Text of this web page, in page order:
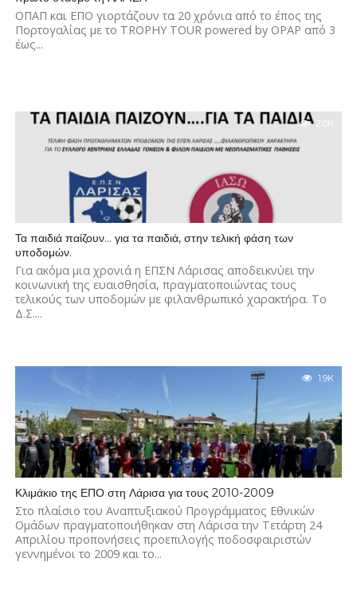
ΟΠΑΠ και ΕΠΟ γιορτάζουν τα 20 χρόνια από το έπος της
Πορτογαλίας με το TROPHY TOUR powered by OPAP από 3
έως...
2.0K
Τα παιδιά παίζουν… για τα παιδιά, στην τελική φάση των
υποδομών.
Για ακόμα μια χρονιά η ΕΠΣΝ Λάρισας αποδεικνύει την
κοινωνική της ευαισθησία, πραγματοποιώντας τους
τελικούς των υποδομών με φιλανθρωπικό χαρακτήρα. Το
Δ.Σ....
1.9K
Κλιμάκιο της ΕΠΟ στη Λάρισα για τους 2010-2009
Στο πλαίσιο του Αναπτυξιακού Προγράμματος Εθνικών
Ομάδων πραγματοποιήθηκαν στη Λάρισα την Τετάρτη 24
Απριλίου προπονήσεις προεπιλογής ποδοσφαιριστών
γεννημένοι το 2009 και το...